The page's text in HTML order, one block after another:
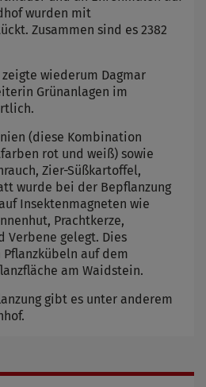
wurden mit
Zusammen sind es 2382
wiederum Dagmar
Grünanlagen im
(diese Kombination
rot und weiß) sowie
Zier-Süßkartoffel,
wurde bei der Bepflanzung
Insektenmagneten wie
Prachtkerze,
Verbene gelegt. Dies
auf dem
am Waidstein.
gibt es unter anderem